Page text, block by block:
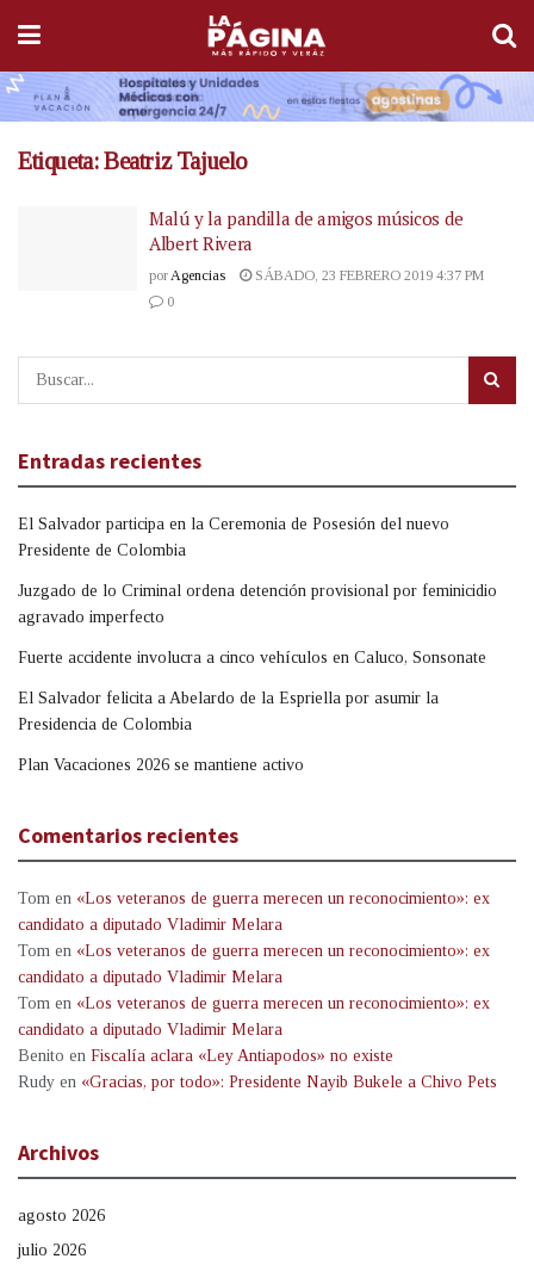
Etiqueta:Beatriz Tajuelo
Malú y la pandilla de amigos músicos de
Albert Rivera
por Agencias
SÁBADO, 23 FEBRERO 2019 4:37 PM
0
Entradas recientes
El Salvador participa en la Ceremonia de Posesión del nuevo
Presidente de Colombia
Juzgado de lo Criminal ordena detención provisional por feminicidio
agravado imperfecto
Fuerte accidente involucra a cinco vehículos en Caluco, Sonsonate
El Salvador felicita a Abelardo de la Espriella por asumir la
Presidencia de Colombia
Plan Vacaciones 2026 se mantiene activo
Comentarios recientes
Tom en «Los veteranos de guerra merecen un reconocimiento»: ex
candidato a diputado Vladimir Melara
Tom en «Los veteranos de guerra merecen un reconocimiento»: ex
candidato a diputado Vladimir Melara
Tom en «Los veteranos de guerra merecen un reconocimiento»: ex
candidato a diputado Vladimir Melara
Benito en Fiscalía aclara «Ley Antiapodos» no existe
Rudy en «Gracias, por todo»: Presidente Nayib Bukele a Chivo Pets
Archivos
agosto 2026
julio 2026